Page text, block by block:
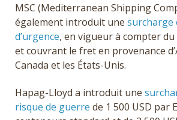
MSC (Mediterranean Shipping
également introduit une surcharge
d’urgence, en vigueur à compter du
et couvrant le fret en provenance
Canada et les États-Unis.
Hapag-Lloyd a introduit une
risque de guerre de 1 500 USD par